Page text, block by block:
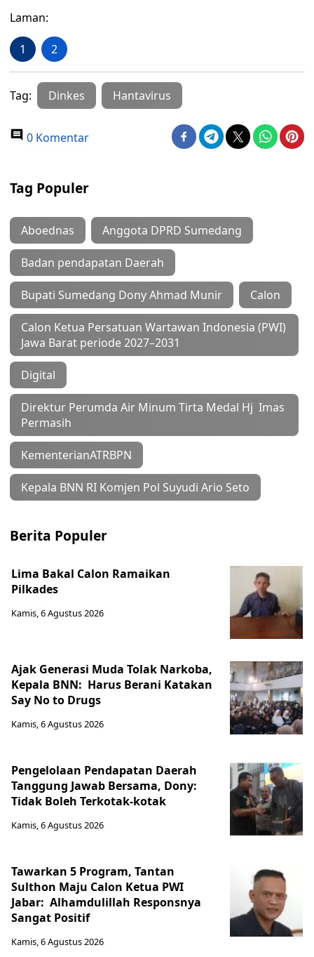
Laman:
1 2
Tag: Dinkes Hantavirus
0 Komentar
Tag Populer
Aboednas Anggota DPRD Sumedang
Badan pendapatan Daerah
Bupati Sumedang Dony Ahmad Munir Calon
Calon Ketua Persatuan Wartawan Indonesia (PWI)
Jawa Barat periode 2027–2031
Digital
Direktur Perumda Air Minum Tirta Medal Hj Imas
Permasih
KementerianATRBPN
Kepala BNN RI Komjen Pol Suyudi Ario Seto
Berita Populer
Lima Bakal Calon Ramaikan
Pilkades
Kamis, 6 Agustus 2026
Ajak Generasi Muda Tolak Narkoba,
Kepala BNN: Harus Berani Katakan
Say No to Drugs
Kamis, 6 Agustus 2026
Pengelolaan Pendapatan Daerah
Tanggung Jawab Bersama, Dony:
Tidak Boleh Terkotak-kotak
Kamis, 6 Agustus 2026
Tawarkan 5 Program, Tantan
Sulthon Maju Calon Ketua PWI
Jabar: Alhamdulillah Responsnya
Sangat Positif
Kamis, 6 Agustus 2026